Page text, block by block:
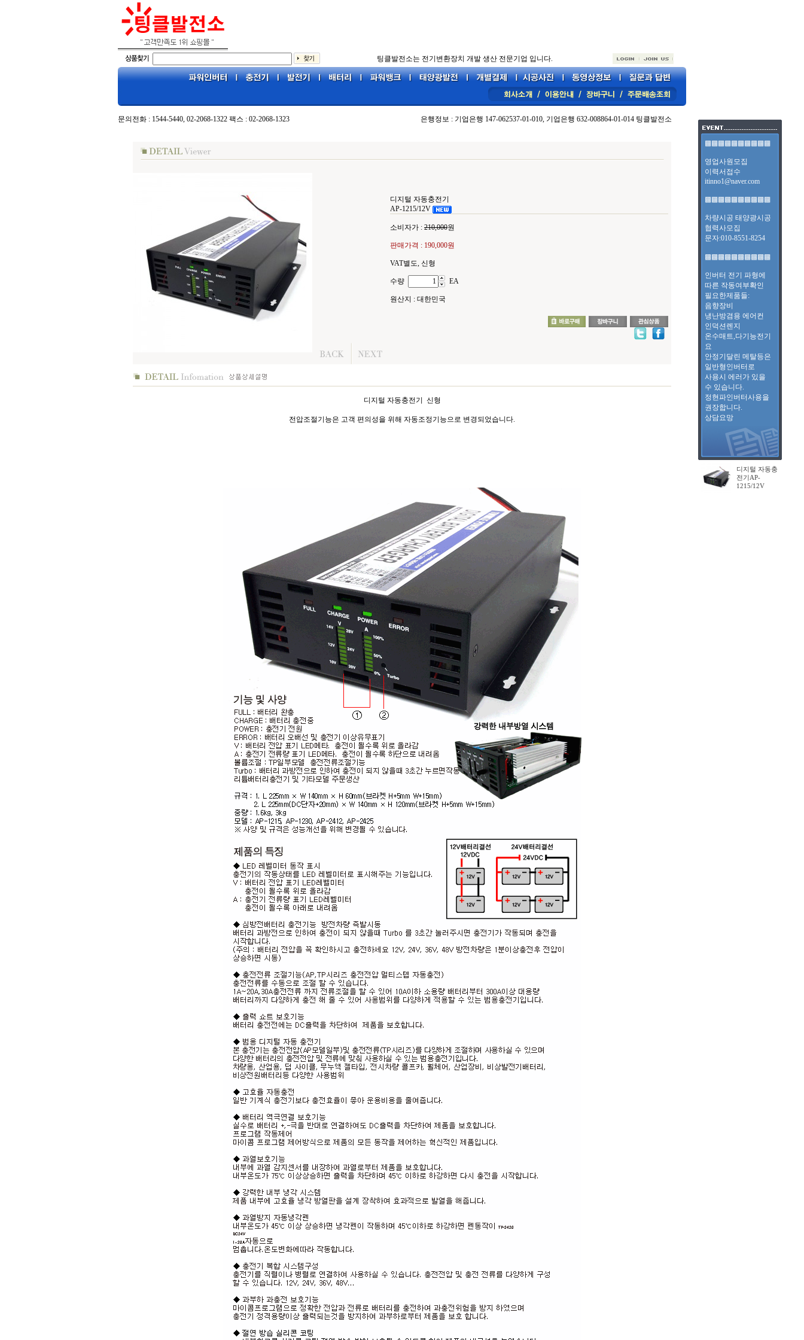
팅클발전소는 전기변환장치 개발 생산 전문기업 입니다.
문의전화 : 1544-5440, 02-2068-1322 팩스 : 02-2068-1323 은행정보 : 기업은행 147-062537-01-010, 기업은행 632-008864-01-014 팅클발전소
디지털 자동충전기
AP-1215/12V
소비자가 : 210,000원
판매가격 : 190,000원
VAT별도, 신형
수량 EA
원산지 : 대한민국
디지털 자동충전기 신형
전압조절기능은 고객 편의성을 위해 자동조정기능으로 변경되었습니다.
▩▩▩▩▩▩▩▩▩▩
영업사원모집
이력서접수
itinno1@naver.com
▩▩▩▩▩▩▩▩▩▩
차량시공 태양광시공
협력사모집
문자:010-8551-8254
▩▩▩▩▩▩▩▩▩▩
인버터 전기 파형에
따른 작동여부확인
필요한제품들:
음향장비
냉난방겸용 에어컨
인덕션렌지
온수매트,다기능전기
요
안정기달린 메탈등은
일반형인버터로
사용시 에러가 있을
수 있습니다.
정현파인버터사용을
권장합니다.
상담요망
디지털 자동충
전기AP-
1215/12V